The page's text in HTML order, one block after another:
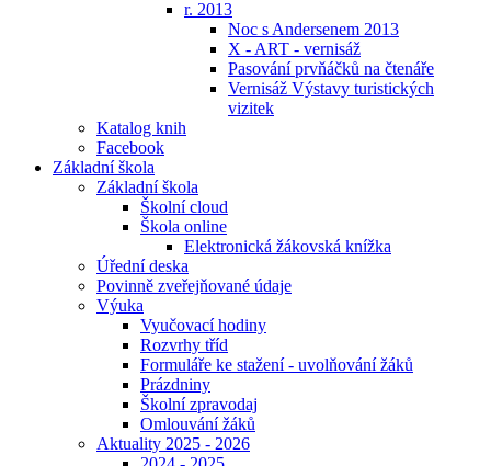
r. 2013
Noc s Andersenem 2013
X - ART - vernisáž
Pasování prvňáčků na čtenáře
Vernisáž Výstavy turistických
vizitek
Katalog knih
Facebook
Základní škola
Základní škola
Školní cloud
Škola online
Elektronická žákovská knížka
Úřední deska
Povinně zveřejňované údaje
Výuka
Vyučovací hodiny
Rozvrhy tříd
Formuláře ke stažení - uvolňování žáků
Prázdniny
Školní zpravodaj
Omlouvání žáků
Aktuality 2025 - 2026